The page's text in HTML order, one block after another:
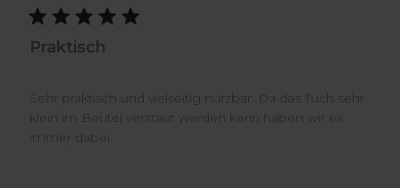
Praktisch
Sehr praktisch und vielseitig nutzbar. Da das Tuch sehr
klein im Beutel verstaut werden kann haben wir es
immer dabei.